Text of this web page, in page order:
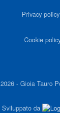
Privacy policy
Cookie
2026- Gioia Tauro
Sviluppato da